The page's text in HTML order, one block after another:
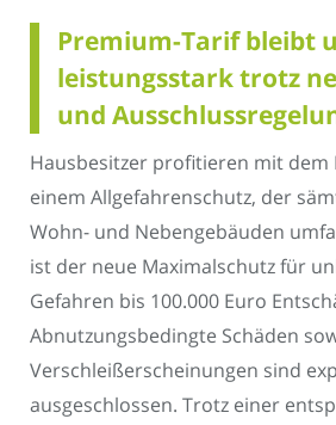
Premium-Tarif bleibt
leistungsstark trotz
und
Hausbesitzer profitieren mit dem
einem Allgefahrenschutz, der
Wohn- und Nebengebäuden
ist der neue Maximalschutz für
Gefahren bis 100.000 Euro
Abnutzungsbedingte Schäden
Verschleißerscheinungen sind
ausgeschlossen. Trotz einer